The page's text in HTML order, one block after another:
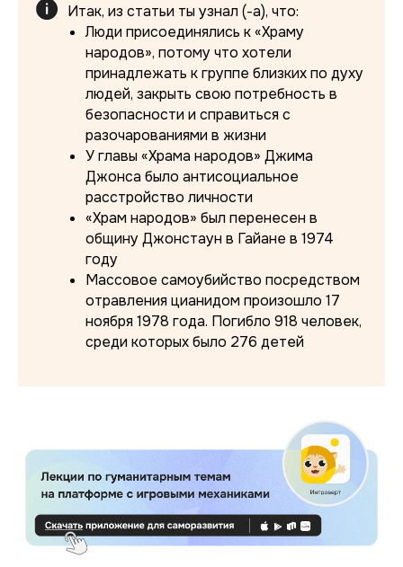
Итак, из статьи ты узнал (-а), что:
Люди присоединялись к «Храму
народов», потому что хотели
принадлежать к группе близких по духу
людей, закрыть свою потребность в
безопасности и справиться с
разочарованиями в жизни
У главы «Храма народов» Джима
Джонса было антисоциальное
расстройство личности
«Храм народов» был перенесен в
общину Джонстаун в Гайане в 1974
году
Массовое самоубийство посредством
отравления цианидом произошло 17
ноября 1978 года. Погибло 918 человек,
среди которых было 276 детей